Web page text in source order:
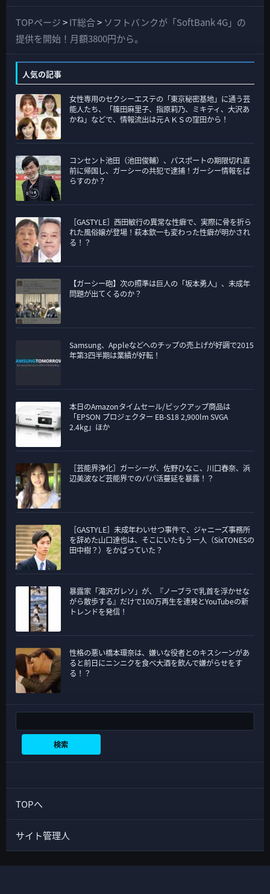
て
の
ゴ
リ
ー
TOPページ>IT総合> ソフトバンクが「SoftBank 4G」の
提供を開始！月額3800円から。
人気の記事
女性専用のセクシーエステの「東京秘密基地」に通う芸
能人たち、「篠田麻里子、指原莉乃、ミキティ、大沢あ
かね」などで、情報流出は元ＡＫＳの窪田から！
コンセント池田（池田俊輔）、パスポートの期限切れ直
前に帰国し、ガーシーの共犯で逮捕！ガーシー情報をば
らすのか？
［GASTYLE］西田敏行の異常な性癖で、実際に骨を折ら
れた風俗嬢が登場！萩本欽一も変わった性癖が明かされ
る！？
【ガーシー砲】次の照準は巨人の「坂本勇人」、未成年
問題が出てくるのか？
Samsung、Appleなどへのチップの売上げが好調で2015
年第3四半期は業績が好転！
本日のAmazonタイムセール/ピックアップ商品は
「EPSON プロジェクター EB-S18 2,900lm SVGA
2.4kg」ほか
［芸能界浄化］ガーシーが、佐野ひなこ、川口春奈、浜
辺美波など芸能界でのパパ活蔓延を暴露！？
［GASTYLE］未成年わいせつ事件で、ジャニーズ事務所
を辞めた山口達也は、そこにいたもう一人（SixTONESの
田中樹？）をかばっていた？
暴露家「滝沢ガレソ」が、『ノーブラで乳首を浮かせな
がら散歩する』だけで100万再生を連発とYouTubeの新
トレンドを発信！
性格の悪い橋本環奈は、嫌いな役者とのキスシーンがあ
ると前日にニンニクを食べ大酒を飲んで嫌がらせをす
る！？
検索
TOPへ
サイト管理人